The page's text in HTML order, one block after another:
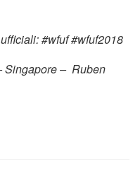
#wfuf #wfuf2018
Singapore – Ruben